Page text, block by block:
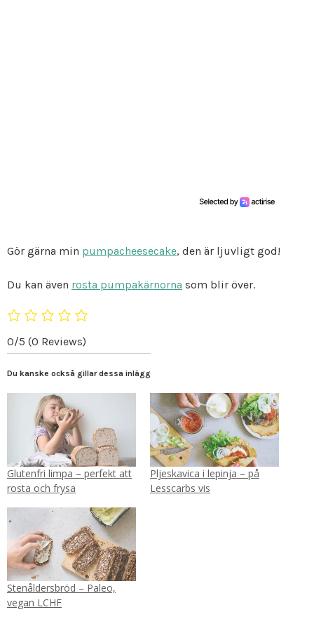
Gör gärna min pumpacheesecake, den är ljuvligt god!
Du kan även rosta pumpakärnorna som blir över.
0/5 (0 Reviews)
Du kanske också gillar dessa inlägg
Glutenfri limpa – perfekt att
rosta och frysa
Pljeskavica i lepinja – på
Lesscarbs vis
Stenåldersbröd – Paleo,
vegan LCHF